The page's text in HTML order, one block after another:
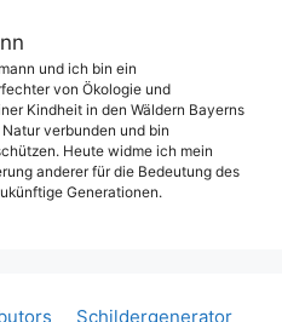
und ich bin ein
von Ökologie und
Kindheit in den Wäldern Bayerns
verbunden und bin
Heute widme ich mein
anderer für die Bedeutung des
Generationen.
Schildergenerator